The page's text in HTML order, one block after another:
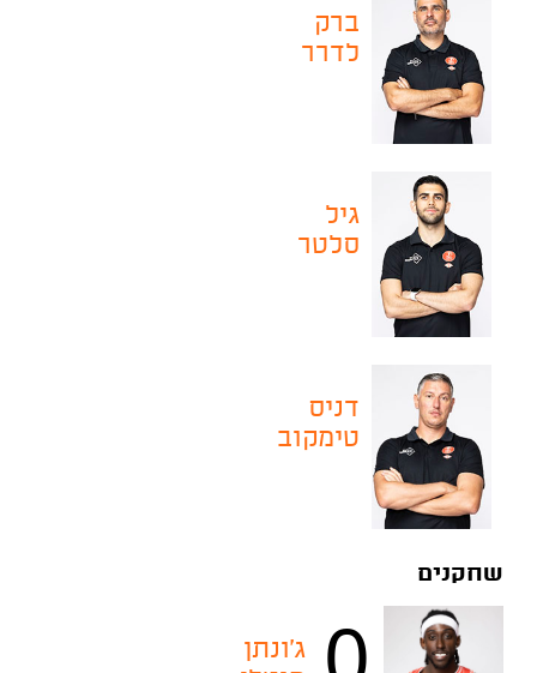
ברק
לדרר
גיל
סלטר
דניס
טימקוב
שחקנים
ג'ונתן